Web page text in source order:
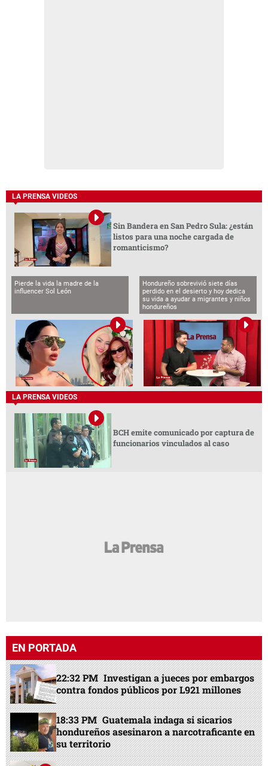
LA PRENSA VIDEOS
Sin Bandera en San Pedro Sula: ¿están
listos para una noche cargada de
romanticismo?
Pierde la vida la madre de la
influencer Sol León
Hondureño sobrevivió siete días
perdido en el desierto y hoy dedica
su vida a ayudar a migrantes y niños
hondureños
LA PRENSA VIDEOS
BCH emite comunicado por captura de
funcionarios vinculados al caso
EN PORTADA
22:32 PM Investigan a jueces por embargos
contra fondos públicos por L921 millones
18:33 PM Guatemala indaga si sicarios
hondureños asesinaron a narcotraficante en
su territorio